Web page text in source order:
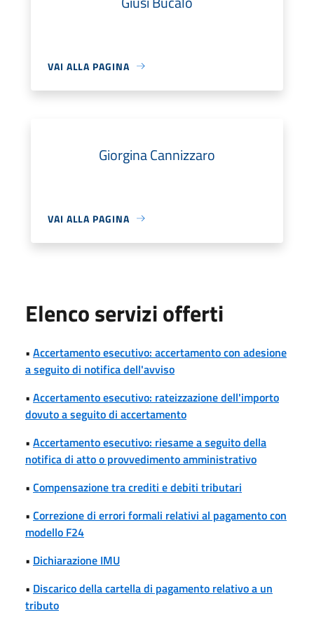
VAI ALLA PAGINA
Giorgina Cannizzaro
VAI ALLA PAGINA
Elenco servizi offerti
• Accertamento esecutivo: accertamento con adesione
a seguito di notifica dell'avviso
• Accertamento esecutivo: rateizzazione dell'importo
dovuto a seguito di accertamento
• Accertamento esecutivo: riesame a seguito della
notifica di atto o provvedimento amministrativo
• Compensazione tra crediti e debiti tributari
• Correzione di errori formali relativi al pagamento con
modello F24
• Dichiarazione IMU
• Discarico della cartella di pagamento relativo a un
tributo